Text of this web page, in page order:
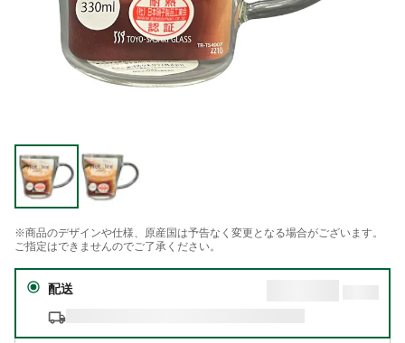
※商品のデザインや仕様、原産国は予告なく変更となる場合がございます。
ご指定はできませんのでご了承ください。
配送